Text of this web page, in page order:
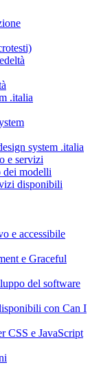
.italia
system .italia
e servizi
dei modelli
disponibili
e accessibile
e Graceful
del software
con Can I
CSS e JavaScript